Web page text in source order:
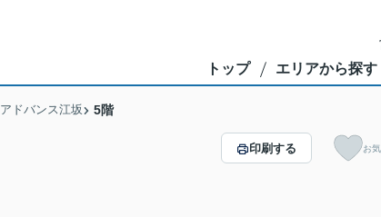
トップ エリアから探す
アドバンス江坂 5階
印刷する お